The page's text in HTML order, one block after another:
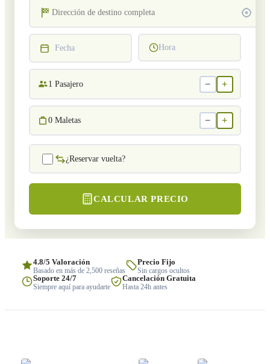
Fecha Hora
1 Pasajero − +
0 Maletas − +
¿Reservar vuelta?
CALCULAR PRECIO
4.8/5 Valoración
Basado en más de 2,500 reseñas
Precio Fijo
Sin cargos ocultos
Soporte 24/7
Siempre aquí para ayudarte
Cancelación Gratuita
Hasta 24h antes